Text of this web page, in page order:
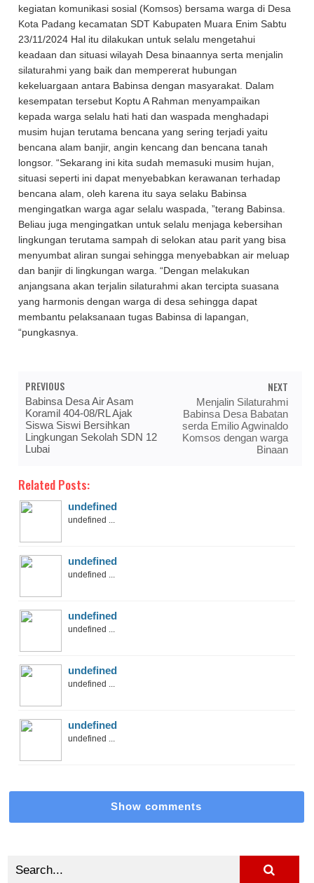
kegiatan komunikasi sosial (Komsos) bersama warga di Desa
Kota Padang kecamatan SDT Kabupaten Muara Enim Sabtu
23/11/2024 Hal itu dilakukan untuk selalu mengetahui
keadaan dan situasi wilayah Desa binaannya serta menjalin
silaturahmi yang baik dan mempererat hubungan
kekeluargaan antara Babinsa dengan masyarakat. Dalam
kesempatan tersebut Koptu A Rahman menyampaikan
kepada warga selalu hati hati dan waspada menghadapi
musim hujan terutama bencana yang sering terjadi yaitu
bencana alam banjir, angin kencang dan bencana tanah
longsor. “Sekarang ini kita sudah memasuki musim hujan,
situasi seperti ini dapat menyebabkan kerawanan terhadap
bencana alam, oleh karena itu saya selaku Babinsa
mengingatkan warga agar selalu waspada, ”terang Babinsa.
Beliau juga mengingatkan untuk selalu menjaga kebersihan
lingkungan terutama sampah di selokan atau parit yang bisa
menyumbat aliran sungai sehingga menyebabkan air meluap
dan banjir di lingkungan warga. “Dengan melakukan
anjangsana akan terjalin silaturahmi akan tercipta suasana
yang harmonis dengan warga di desa sehingga dapat
membantu pelaksanaan tugas Babinsa di lapangan,
“pungkasnya.
PREVIOUS
Babinsa Desa Air Asam
Koramil 404-08/RL Ajak
Siswa Siswi Bersihkan
Lingkungan Sekolah SDN 12
Lubai
NEXT
Menjalin Silaturahmi
Babinsa Desa Babatan
serda Emilio Agwinaldo
Komsos dengan warga
Binaan
Related Posts:
undefined
undefined ...
undefined
undefined ...
undefined
undefined ...
undefined
undefined ...
undefined
undefined ...
Show comments